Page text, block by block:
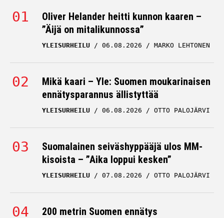
Oliver Helander heitti kunnon kaaren –
”Äijä on mitalikunnossa”
YLEISURHEILU 06.08.2026 MARKO LEHTONEN
Mikä kaari – Yle: Suomen moukarinaisen
ennätysparannus ällistyttää
YLEISURHEILU 06.08.2026 OTTO PALOJÄRVI
Suomalainen seiväshyppääjä ulos MM-
kisoista – ”Aika loppui kesken”
YLEISURHEILU 07.08.2026 OTTO PALOJÄRVI
200 metrin Suomen ennätys